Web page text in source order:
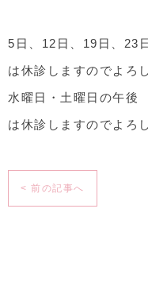
5日、12日、19日、23
は休診しますのでよろ
水曜日・土曜日の午後
は休診しますのでよろ
< 前の記事へ